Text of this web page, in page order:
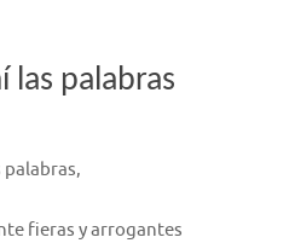
las palabras
fieras y arrogantes